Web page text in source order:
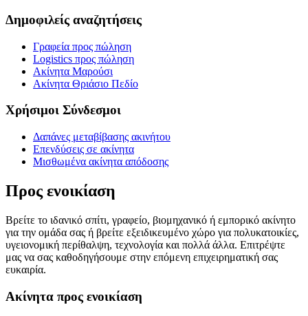
Δημοφιλείς αναζητήσεις
Γραφεία προς πώληση
Logistics προς πώληση
Ακίνητα Μαρούσι
Ακίνητα Θριάσιο Πεδίο
Χρήσιμοι Σύνδεσμοι
Δαπάνες μεταβίβασης ακινήτου
Επενδύσεις σε ακίνητα
Μισθωμένα ακίνητα απόδοσης
Προς ενοικίαση
Βρείτε το ιδανικό σπίτι, γραφείο, βιομηχανικό ή εμπορικό ακίνητο
για την ομάδα σας ή βρείτε εξειδικευμένο χώρο για πολυκατοικίες,
υγειονομική περίθαλψη, τεχνολογία και πολλά άλλα. Επιτρέψτε
μας να σας καθοδηγήσουμε στην επόμενη επιχειρηματική σας
ευκαιρία.
Ακίνητα προς ενοικίαση